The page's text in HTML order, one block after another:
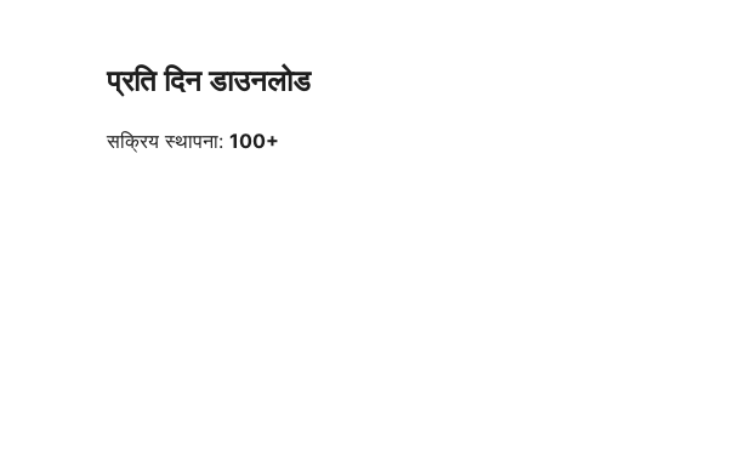
प्रति दिन डाउनलोड
सक्रिय स्थापना: 100+